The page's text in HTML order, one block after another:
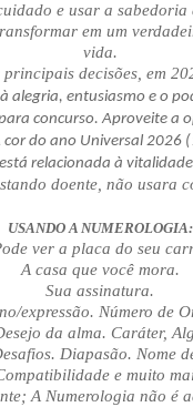
e usar a sabedoria
em um
vida.
decisões, em
alegria, entusiasmo e o
concurso. Aproveite a
cor do ano Universal 2026
relacionada à
doente, não usara
USANDO A NUMEROLOGIA:
ver a placa do seu
A casa que você mora.
Sua assinatura.
expressão. Número de
da alma. Caráter,
Diapasão. Nome
e muito
A Numerologia não é